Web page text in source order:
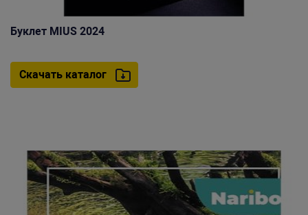
Буклет MIUS 2024
Скачать каталог